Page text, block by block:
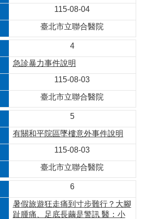
115-08-04
臺北市立聯合醫院
4
急診暴力事件說明
115-08-03
臺北市立聯合醫院
5
有關和平院區墜樓意外事件說明
115-08-03
臺北市立聯合醫院
6
暑假旅遊狂走痛到寸步難行？大腳
趾腫痛、足底長繭是警訊 醫：小